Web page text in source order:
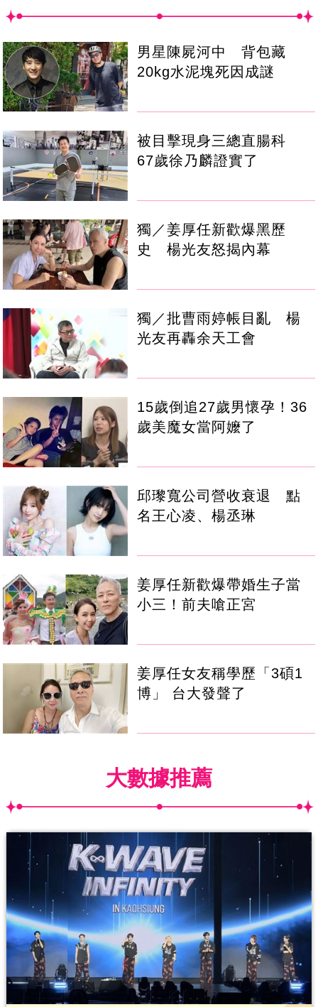
男星陳屍河中 背包藏
20kg水泥塊死因成謎
被目擊現身三總直腸科
67歲徐乃麟證實了
獨／姜厚任新歡爆黑歷
史 楊光友怒揭內幕
獨／批曹雨婷帳目亂 楊
光友再轟余天工會
15歲倒追27歲男懷孕！36
歲美魔女當阿嬤了
邱瓈寬公司營收衰退 點
名王心凌、楊丞琳
姜厚任新歡爆帶婚生子當
小三！前夫嗆正宮
姜厚任女友稱學歷「3碩1
博」 台大發聲了
大數據推薦